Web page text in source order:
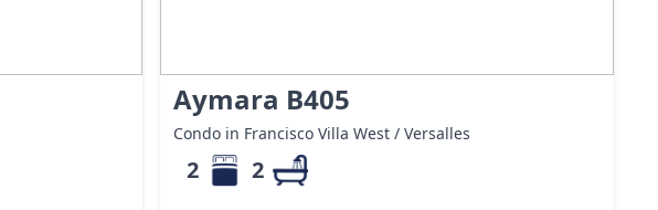
Aymara B405
Condo in Francisco Villa West / Versalles
2 2